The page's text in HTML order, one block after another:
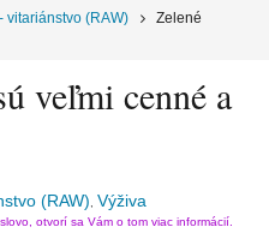
vitariánstvo (RAW)
Zelené
veľmi cenné a
(RAW) Výživa
otvorí sa Vám o tom viac informácií.